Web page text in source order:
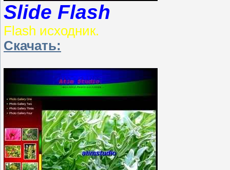
Slide Flash
Flash исходник.
Скачать: